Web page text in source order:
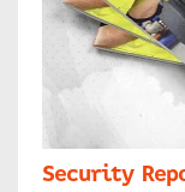
Security